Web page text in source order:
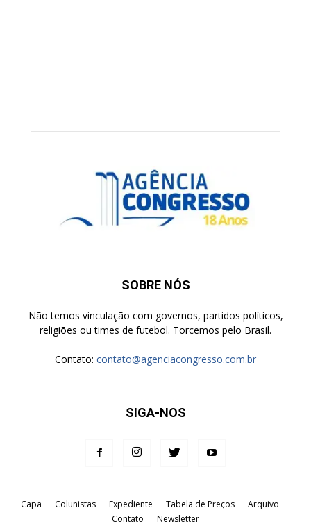
SOBRE NÓS
Não temos vinculação com governos, partidos políticos,
religiões ou times de futebol. Torcemos pelo Brasil.
Contato: contato@agenciacongresso.com.br
SIGA-NOS
Capa Colunistas Expediente Tabela de Preços
Arquivo
Contato
Newsletter